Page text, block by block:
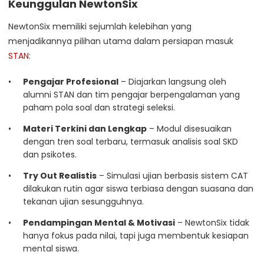
Keunggulan NewtonSix
NewtonSix memiliki sejumlah kelebihan yang
menjadikannya pilihan utama dalam persiapan masuk
STAN:
Pengajar Profesional – Diajarkan langsung oleh
alumni STAN dan tim pengajar berpengalaman yang
paham pola soal dan strategi seleksi.
Materi Terkini dan Lengkap – Modul disesuaikan
dengan tren soal terbaru, termasuk analisis soal SKD
dan psikotes.
Try Out Realistis – Simulasi ujian berbasis sistem CAT
dilakukan rutin agar siswa terbiasa dengan suasana dan
tekanan ujian sesungguhnya.
Pendampingan Mental & Motivasi – NewtonSix tidak
hanya fokus pada nilai, tapi juga membentuk kesiapan
mental siswa.